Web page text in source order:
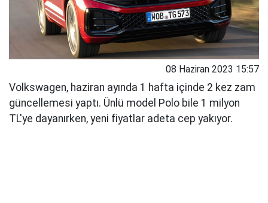
08 Haziran 2023 15:57
Volkswagen, haziran ayında 1 hafta içinde 2 kez zam
güncellemesi yaptı. Ünlü model Polo bile 1 milyon
TL'ye dayanırken, yeni fiyatlar adeta cep yakıyor.